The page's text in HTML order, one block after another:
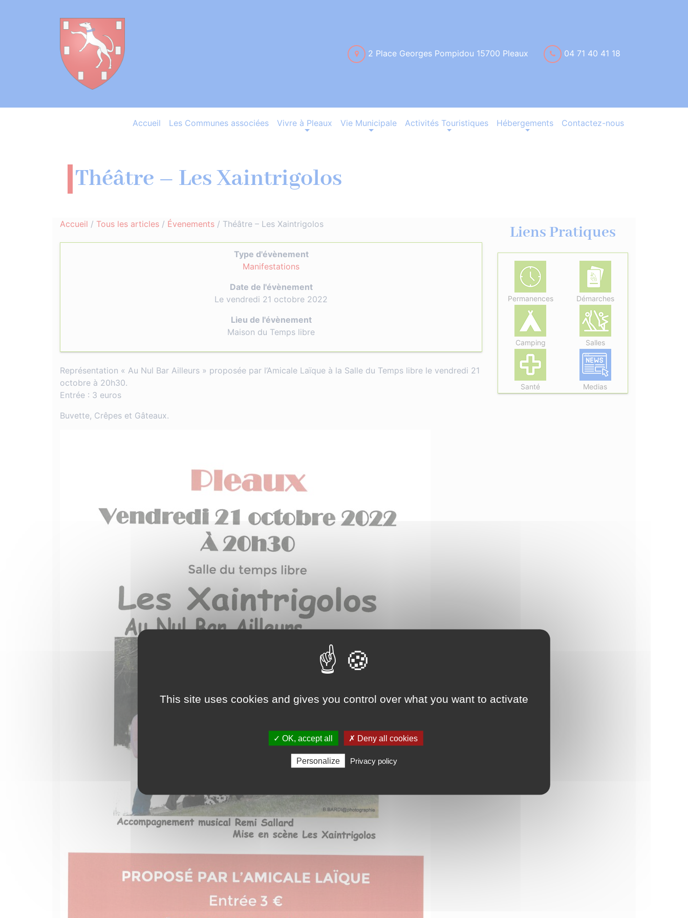
2 Place Georges Pompidou 15700 Pleaux 04 71 40 41 18
Accueil Les Communes associées Vivre à Pleaux Vie Municipale Activités Touristiques Hébergements Contactez-nous
Théâtre – Les Xaintrigolos
Accueil / Tous les articles / Évenements / Théâtre – Les Xaintrigolos
Type d'évènement
Manifestations
Date de l'évènement
Le vendredi 21 octobre 2022
Lieu de l'évènement
Maison du Temps libre
Représentation « Au Nul Bar Ailleurs » proposée par l’Amicale Laïque à la Salle du Temps libre le vendredi 21
octobre à 20h30.
Entrée : 3 euros
Buvette, Crêpes et Gâteaux.
Liens Pratiques
Permanences Démarches
Camping Salles
Santé Medias
This site uses cookies and gives you control over what you want to activate
✓ OK, accept all ✗ Deny all cookies
Personalize Privacy policy